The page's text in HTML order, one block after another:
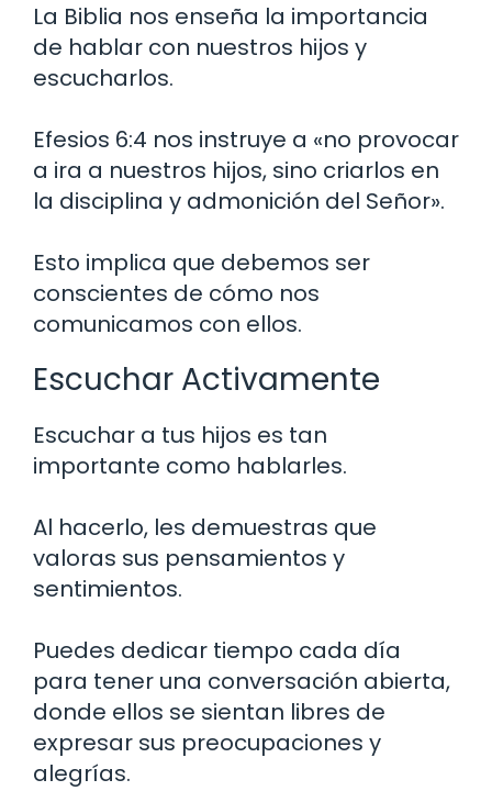
La Biblia nos enseña la importancia
de hablar con nuestros hijos y
escucharlos.
Efesios 6:4 nos instruye a «no provocar
a ira a nuestros hijos, sino criarlos en
la disciplina y admonición del Señor».
Esto implica que debemos ser
conscientes de cómo nos
comunicamos con ellos.
Escuchar Activamente
Escuchar a tus hijos es tan
importante como hablarles.
Al hacerlo, les demuestras que
valoras sus pensamientos y
sentimientos.
Puedes dedicar tiempo cada día
para tener una conversación abierta,
donde ellos se sientan libres de
expresar sus preocupaciones y
alegrías.